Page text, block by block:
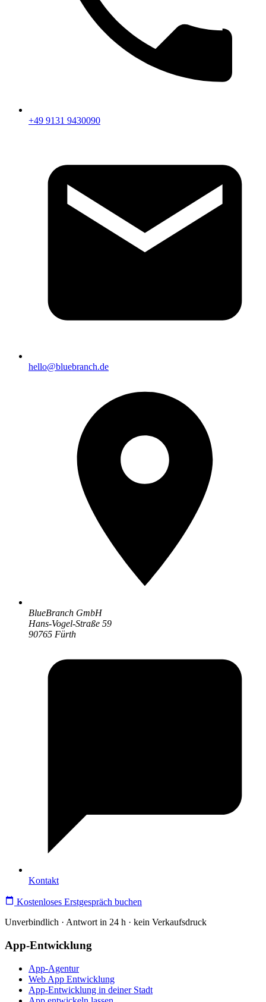
+49 9131 9430090
hello@bluebranch.de
BlueBranch GmbH
Hans-Vogel-Straße 59
90765 Fürth
Kontakt
Kostenloses Erstgespräch buchen
Unverbindlich · Antwort in 24 h · kein Verkaufsdruck
App-Entwicklung
App-Agentur
Web App Entwicklung
App-Entwicklung in deiner Stadt